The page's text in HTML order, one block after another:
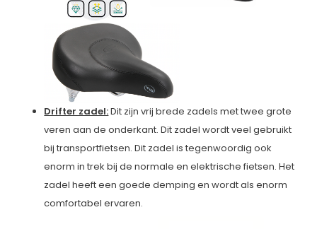
Drifter zadel:Dit zijn vrij brede zadels met twee grote
veren aan de onderkant. Dit zadel wordt veel gebruikt
bij transportfietsen. Dit zadel is tegenwoordig ook
enorm in trek bij de normale en elektrische fietsen. Het
zadel heeft een goede demping en wordt als enorm
comfortabel ervaren.